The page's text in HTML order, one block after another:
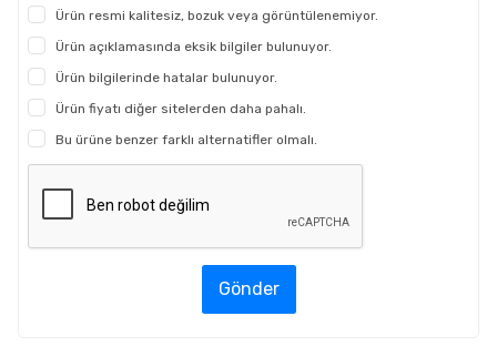
Ürün resmi kalitesiz, bozuk veya görüntülenemiyor.
Ürün açıklamasında eksik bilgiler bulunuyor.
Ürün bilgilerinde hatalar bulunuyor.
Ürün fiyatı diğer sitelerden daha pahalı.
Bu ürüne benzer farklı alternatifler olmalı.
Gönder